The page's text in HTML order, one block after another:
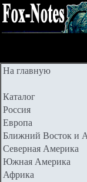
На главную
Каталог
Россия
Европа
Ближний Восток и
Северная Америка
Южная Америка
Африка